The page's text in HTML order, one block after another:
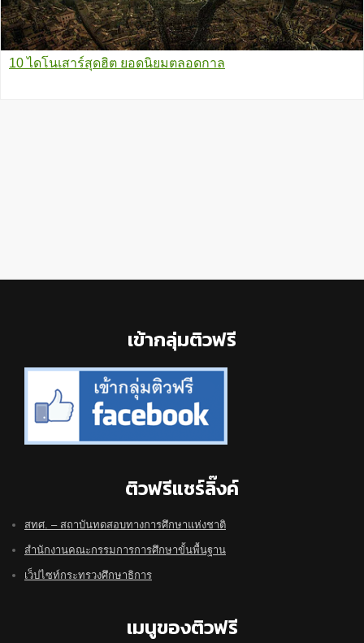
10 ไดโนเสาร์สุดฮิต ยอดนิยมตลอดกาล
เข้ากลุ่มติวฟรี
ติวฟรีแชร์ลิ๊งค์
สทศ. – สถาบันทดสอบทางการศึกษาแห่งชาติ
สำนักงานคณะกรรมการการศึกษาขั้นพื้นฐาน
เว็ปไซท์กระทรวงศึกษาธิการ
เมนูของติวฟรี